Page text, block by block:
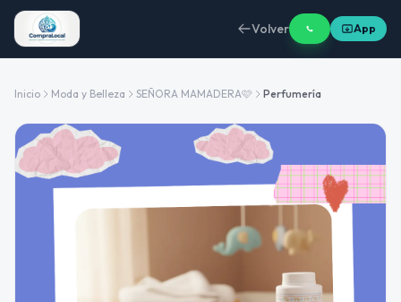
Volver App
Inicio Moda y Belleza SEÑORA MAMADERA🩷 Perfumería